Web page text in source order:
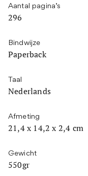
Aantal pagina’s
296
Bindwijze
Paperback
Taal
Nederlands
Afmeting
21,4 x 14,2 x 2,4 cm
Gewicht
550gr